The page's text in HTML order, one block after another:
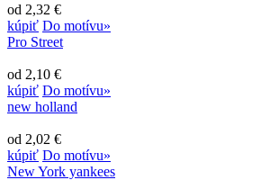
od 2,32 €
kúpiť Do motívu»
Pro Street
od 2,10 €
kúpiť Do motívu»
new holland
od 2,02 €
kúpiť Do motívu»
New York yankees